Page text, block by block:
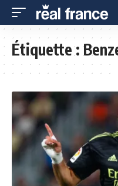
Étiquette :